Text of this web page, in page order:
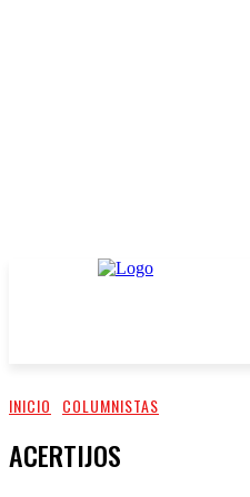
INICIO COLUMNISTAS
ACERTIJOS